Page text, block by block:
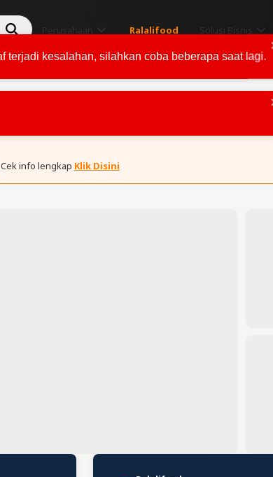
Perusahaan Ralalifood Solusi Bisnis
Cek info lengkap Klik Disini